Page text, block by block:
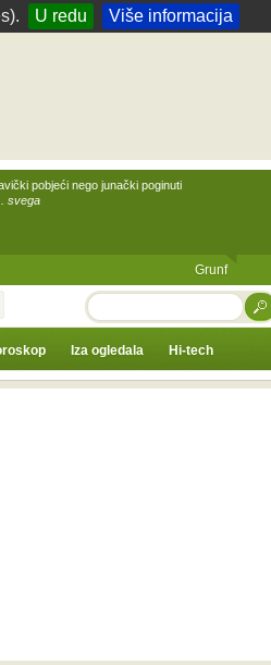
U redu Više informacija
pobjeći nego junački poginuti
svega
Grunf
TRAŽI
Iza ogledala Hi-tech